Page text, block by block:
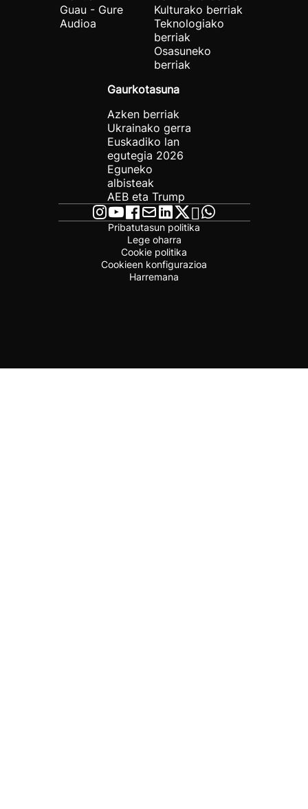
Guau - Gure
Audioa
Kulturako berriak
Teknologiako
berriak
Osasuneko
berriak
Gaurkotasuna
Azken berriak
Ukrainako gerra
Euskadiko lan
egutegia 2026
Eguneko
albisteak
AEB eta Trump
Pribatutasun politika
Lege oharra
Cookie politika
Cookieen konfigurazioa
Harremana